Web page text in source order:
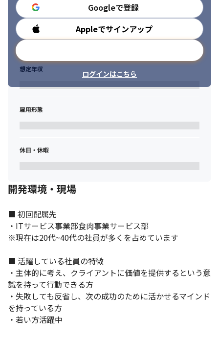
Googleで登録
Appleでサインアップ
ログインはこちら
勤務時間
想定年収
雇用形態
休日・休暇
開発環境・現場
■ 初回配属先
・ITサービス事業部食肉事業サービス部
※現在は20代~40代の社員が多くを占めています
■ 活躍している社員の特徴
・主体的に考え、クライアントに価値を提供するという意
識を持って行動できる方
・失敗しても反省し、次の成功のために活かせるマインド
を持っている方
・若い方活躍中